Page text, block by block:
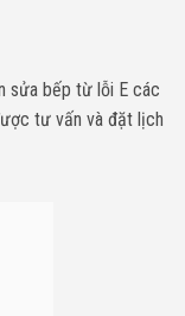
sửa bếp từ lỗi E các
tư vấn và đặt lịch